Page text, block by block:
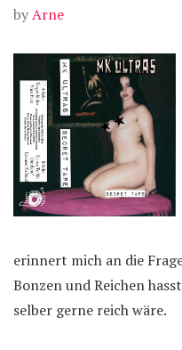
byArne
erinnert mich an die
Bonzen und Reichen
selber gerne reich wäre.